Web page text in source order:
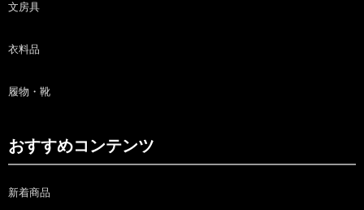
文房具
衣料品
履物・靴
おすすめコンテンツ
新着商品